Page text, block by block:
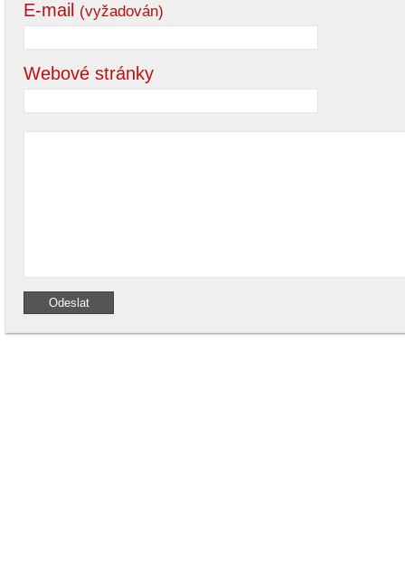
E-mail (vyžadován)
Webové stránky